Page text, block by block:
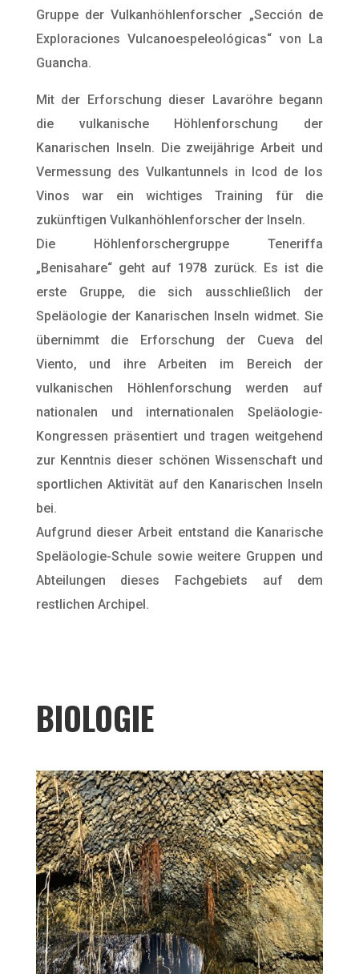
Gruppe der Vulkanhöhlenforscher „Sección de
Exploraciones Vulcanoespeleológicas“ von La
Guancha.
Mit der Erforschung dieser Lavaröhre begann
die vulkanische Höhlenforschung der
Kanarischen Inseln. Die zweijährige Arbeit und
Vermessung des Vulkantunnels in Icod de los
Vinos war ein wichtiges Training für die
zukünftigen Vulkanhöhlenforscher der Inseln.
Die Höhlenforschergruppe Teneriffa
„Benisahare“ geht auf 1978 zurück. Es ist die
erste Gruppe, die sich ausschließlich der
Speläologie der Kanarischen Inseln widmet. Sie
übernimmt die Erforschung der Cueva del
Viento, und ihre Arbeiten im Bereich der
vulkanischen Höhlenforschung werden auf
nationalen und internationalen Speläologie-
Kongressen präsentiert und tragen weitgehend
zur Kenntnis dieser schönen Wissenschaft und
sportlichen Aktivität auf den Kanarischen Inseln
bei.
Aufgrund dieser Arbeit entstand die Kanarische
Speläologie-Schule sowie weitere Gruppen und
Abteilungen dieses Fachgebiets auf dem
restlichen Archipel.
BIOLOGIE